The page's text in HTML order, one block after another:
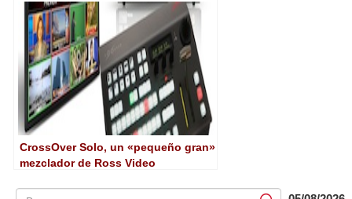
CrossOver Solo, un «pequeño gran»
mezclador de Ross Video